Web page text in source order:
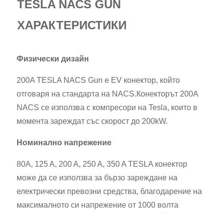
TESLA NACS GUN
ХАРАКТЕРИСТИКИ
Физически дизайн
200A TESLA NACS Gun е EV конектор, който
отговаря на стандарта на NACS.Конекторът 200A
NACS се използва с компресори на Tesla, които в
момента зареждат със скорост до 200kW.
Номинално напрежение
80A, 125 A, 200 A, 250 A, 350 A TESLA конектор
може да се използва за бързо зареждане на
електрически превозни средства, благодарение на
максималното си напрежение от 1000 волта